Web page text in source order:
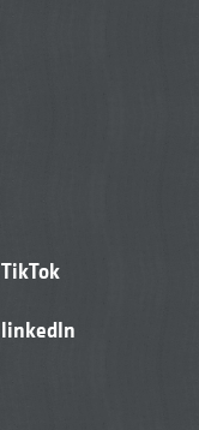
TikTok
linkedIn